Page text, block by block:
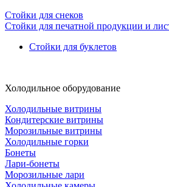
Стойки для снеков
Стойки для печатной продукции и
Стойки для буклетов
Холодильное оборудование
Холодильные витрины
Кондитерские витрины
Морозильные витрины
Холодильные горки
Бонеты
Лари-бонеты
Морозильные лари